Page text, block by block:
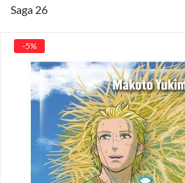
Saga 26
-5%